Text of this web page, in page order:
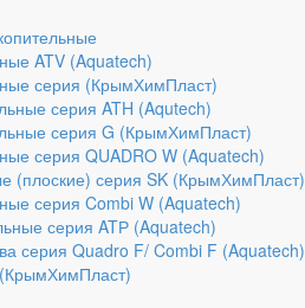
ATV (Aquatech)
серия (КрымХимПласт)
серия ATH (Aqutech)
серия G (КрымХимПласт)
серия QUADRO W (Aquatech)
(плоские) серия SK (КрымХимПласт)
серия Combi W (Aquatech)
серия ATР (Aquatech)
серия Quadro F/ Combi F (Aquatech)